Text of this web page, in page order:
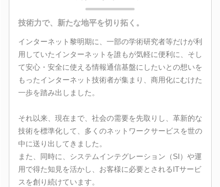
技術力で、新たな地平を切り拓く。
インターネット黎明期に、一部の学術研究者等だけが利
用していたインターネットを誰もが気軽に便利に、そし
て安心・安全に使える情報通信基盤にしたいとの想いを
もったインターネット技術者が集まり、商用化にむけた
一歩を踏み出しました。
それ以来、現在まで、社会の需要を先取りし、革新的な
技術を標準化して、多くのネットワークサービスを世の
中に送り出してきました。
また、同時に、システムインテグレーション（SI）や運
用で得た知見を活かし、お客様に必要とされるITサービ
スを創り続けています。